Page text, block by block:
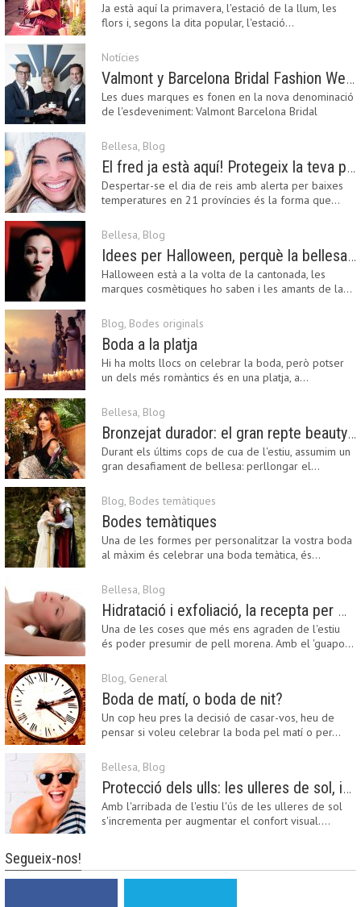
Ja està aquí la primavera, l'estació de la llum, les
flors i, segons la dita popular, l'estació…
Notícies
Valmont y Barcelona Bridal Fashion Week s’uneixen per donar impuls a la creativitat, la innovació i el disseny de la moda nupcial
Les dues marques es fonen en la nova denominació
de l'esdeveniment: Valmont Barcelona Bridal
Bellesa, Blog
El fred ja està aquí! Protegeix la teva pell amb els nostres consells i propostes
Despertar-se el dia de reis amb alerta per baixes
temperatures en 21 províncies és la forma que…
Bellesa, Blog
Idees per Halloween, perquè la bellesa pot ser terrorífica
Halloween està a la volta de la cantonada, les
marques cosmètiques ho saben i les amants de la…
Blog, Bodes originals
Boda a la platja
Hi ha molts llocs on celebrar la boda, però potser
un dels més romàntics és en una platja, a…
Bellesa, Blog
Bronzejat durador: el gran repte beauty del final de l’estiu
Durant els últims cops de cua de l'estiu, assumim un
gran desafiament de bellesa: perllongar el…
Blog, Bodes temàtiques
Bodes temàtiques
Una de les formes per personalitzar la vostra boda
al màxim és celebrar una boda temàtica, és…
Bellesa, Blog
Hidratació i exfoliació, la recepta per mantenir el bronzejat
Una de les coses que més ens agraden de l'estiu
és poder presumir de pell morena. Amb el 'guapo…
Blog, General
Boda de matí, o boda de nit?
Un cop heu pres la decisió de casar-vos, heu de
pensar si voleu celebrar la boda pel matí o per…
Bellesa, Blog
Protecció dels ulls: les ulleres de sol, imprescindibles en una boda estiuenca
Amb l'arribada de l'estiu l'ús de les ulleres de sol
s'incrementa per augmentar el confort visual.…
Segueix-nos!